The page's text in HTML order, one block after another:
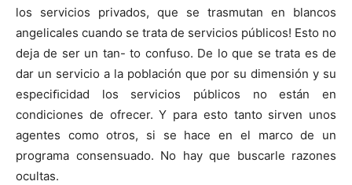
los servicios privados, que se trasmutan en blancos
angelicales cuando se trata de servicios públicos! Esto no
deja de ser un tan- to confuso. De lo que se trata es de
dar un servicio a la población que por su dimensión y su
especiﬁcidad los servicios públicos no están en
condiciones de ofrecer. Y para esto tanto sirven unos
agentes como otros, si se hace en el marco de un
programa consensuado. No hay que buscarle razones
ocultas.